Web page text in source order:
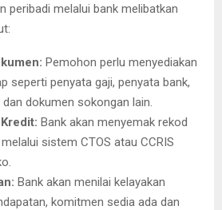
peribadi melalui bank melibatkan
Pemohon perlu menyediakan
seperti penyata gaji, penyata bank,
dokumen sokongan lain.
Bank akan menyemak rekod
sistem CTOS atau CCRIS
Bank akan menilai kelayakan
komitmen sedia ada dan